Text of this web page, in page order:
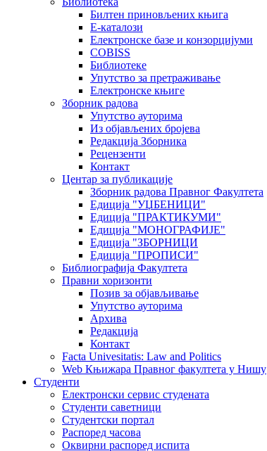
Билтен приновљених књига
Е-каталози
Електронске базе и конзорцијуми
COBISS
Библиотеке
Упутство за претраживање
Електронске књиге
Зборник радова
Упутство ауторима
Из објављених бројева
Редакција Зборника
Рецензенти
Контакт
Центар за публикације
Зборник радова Правног Факултета
Едиција "УЏБЕНИЦИ"
Едиција "ПРАКТИКУМИ"
Едиција "МОНОГРАФИЈЕ"
Едиција "ЗБОРНИЦИ
Едиција "ПРОПИСИ"
Библиографија Факултета
Правни хоризонти
Позив за објављивање
Упутство ауторима
Архива
Редакција
Контакт
Facta Univesitatis: Law and Politics
Web Књижара Правног факултета у Нишу
Студенти
Електронски сервис студената
Студенти саветници
Студентски портал
Распоред часова
Оквирни распоред испита